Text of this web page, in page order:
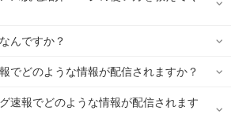
こだわり条件を変更
閉じる
んですか？
でどのような情報が配信されますか？
速報でどのような情報が配信されます